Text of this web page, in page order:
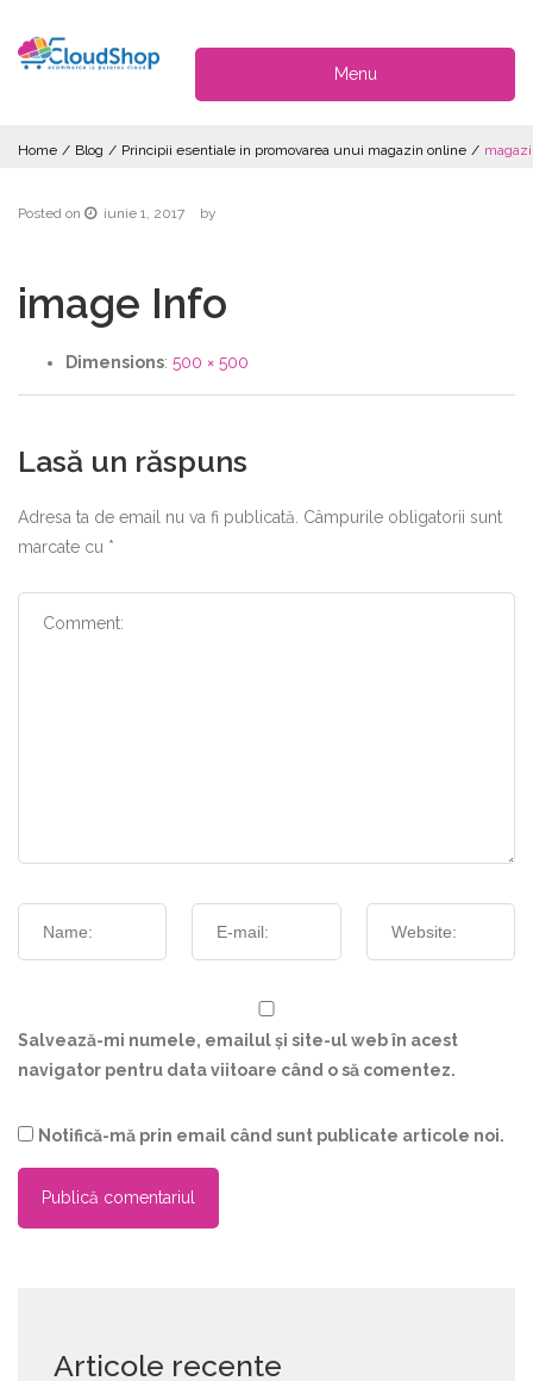
Menu
Home / Blog / Principii esentiale in promovarea unui magazin online /
Posted on iunie 1, 2017 by
image Info
Dimensions: 500 × 500
Lasă un răspuns
Adresa ta de email nu va fi publicată. Câmpurile obligatorii sunt
marcate cu *
Salvează-mi numele, emailul și site-ul web în acest
navigator pentru data viitoare când o să comentez.
Notifică-mă prin email când sunt publicate articole noi.
Articole recente